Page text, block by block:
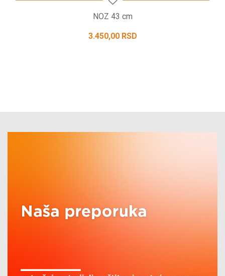
NOZ 43 cm
3.450,00 RSD